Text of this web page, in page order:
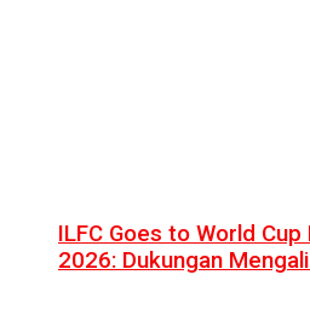
ILFC Goes to World Cup
2026: Dukungan